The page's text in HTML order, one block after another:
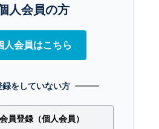
人会員の方
人会員はこちら
録をしていない方
員登録（個人会員）